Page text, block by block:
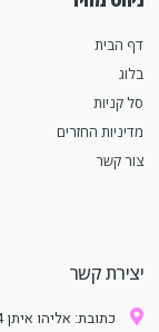
דף הבית
בלוג
סל קניות
מדיניות החזרים
צור קשר
יצירת קשר
כתובת: אליהו איתן 24 – ראשון לציון